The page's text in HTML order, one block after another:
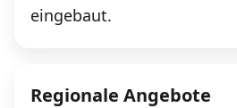
eingebaut.
Regionale Angebote